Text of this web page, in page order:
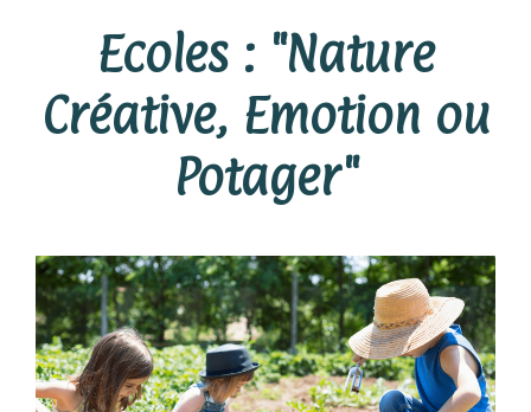
Ecoles : "Nature
Créative, Emotion ou
Potager"